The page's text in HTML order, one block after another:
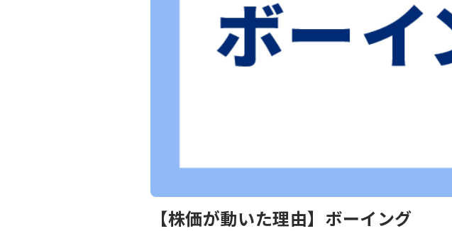
【株価が動いた理由】ボーイング